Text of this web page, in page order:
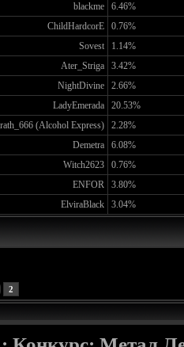
blackme
6.46%
ChildHardcorE
0.76%
Sovest
1.14%
Ater_Striga
3.42%
NightDivine
2.66%
LadyEmerada
20.53%
(Alcohol Express)
2.28%
Demetra
6.08%
Witch2623
0.76%
ENFOR
3.80%
ElviraBlack
3.04%
2